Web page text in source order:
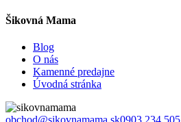
Šikovná Mama
Blog
O nás
Kamenné predajne
Úvodná stránka